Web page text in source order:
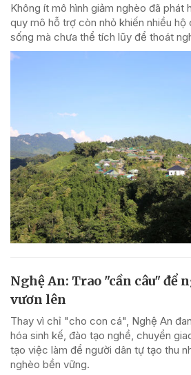
Không ít mô hình giảm nghèo đã phát
quy mô hỗ trợ còn nhỏ khiến nhiều
sống mà chưa thể tích lũy để thoát
Nghệ An: Trao "cần câu" để
vươn lên
Thay vì chỉ "cho con cá", Nghệ An
hóa sinh kế, đào tạo nghề, chuyển
tạo việc làm để người dân tự tạo thu
nghèo bền vững.